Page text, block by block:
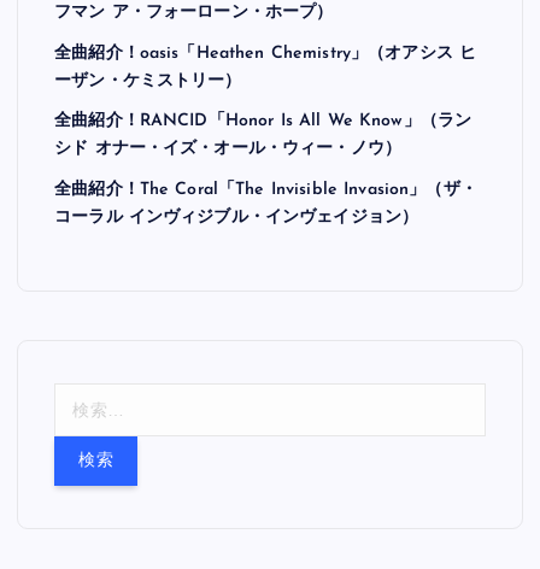
フマン ア・フォーローン・ホープ）
全曲紹介！oasis「Heathen Chemistry」（オアシス ヒ
ーザン・ケミストリー）
全曲紹介！RANCID「Honor Is All We Know」（ラン
シド オナー・イズ・オール・ウィー・ノウ）
全曲紹介！The Coral「The Invisible Invasion」（ザ・
コーラル インヴィジブル・インヴェイジョン）